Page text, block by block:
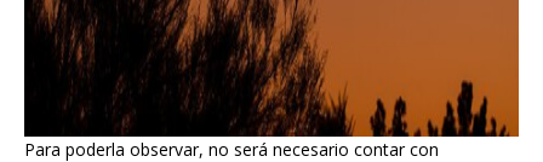
Para poderla observar, no será necesario contar con